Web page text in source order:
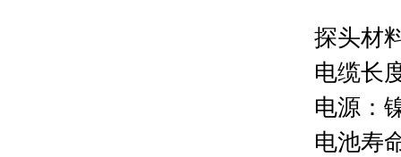
探头材
电缆长
电源：
电池寿